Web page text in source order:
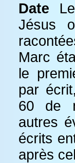
Date
Jésus
Marc
le
par
60 de
autres
écrits
après